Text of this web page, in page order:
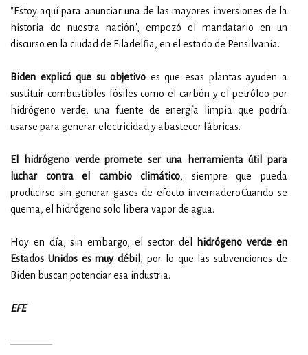
"Estoy aquí para anunciar una de las mayores inversiones de la
historia de nuestra nación", empezó el mandatario en un
discurso en la ciudad de Filadelfia, en el estado de Pensilvania.
Biden explicó que su objetivoes que esas plantas ayuden a
sustituir combustibles fósiles como el carbón y el petróleo por
hidrógeno verde, una fuente de energía limpia que podría
usarse para generar electricidad y abastecer fábricas.
El hidrógeno verde promete ser una herramienta útil para
luchar contra el cambio climático, siempre que pueda
producirse sin generar gases de efecto invernadero.Cuando se
quema, el hidrógeno solo libera vapor de agua.
Hoy en día, sin embargo, el sector del
hidrógeno verde en
Estados Unidos es muy débil , por lo que las subvenciones de
Biden buscan potenciar esa industria.
EFE